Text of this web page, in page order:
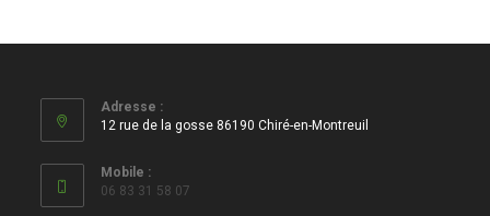
Adresse :
12 rue de la gosse 86190 Chiré-en-Montreuil
Mobile :
06 83 31 58 07